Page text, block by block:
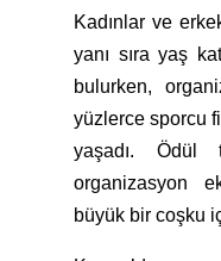
Kadınlar ve
yanı sıra yaş
bulurken,
yüzlerce sporcu
yaşadı. Ödül
organizasyon
büyük bir coşku